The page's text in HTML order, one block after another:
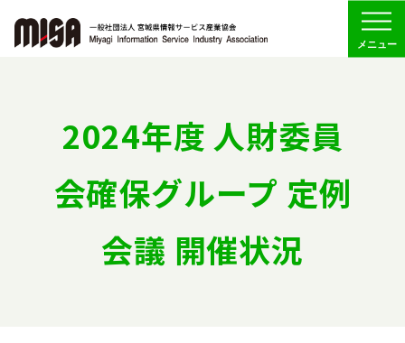
Menu
委員会活動
2024年度 人財委員
会確保グループ 定例
会議 開催状況